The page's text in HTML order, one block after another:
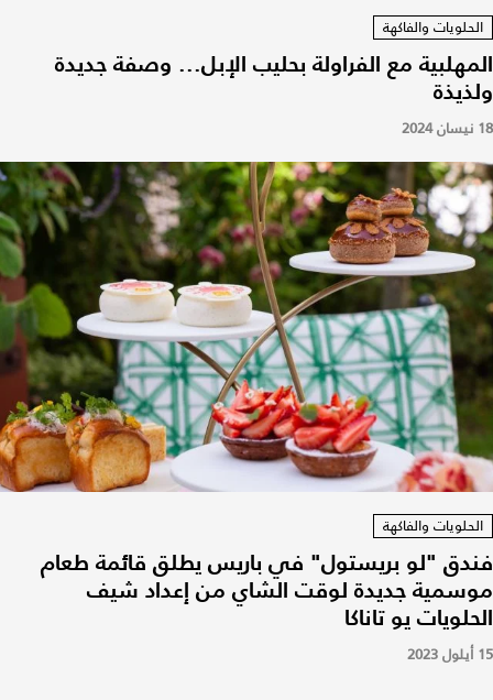
الحلويات والفاكهة
المهلبية مع الفراولة بحليب الإبل... وصفة جديدة
ولذيذة
18 نيسان 2024
الحلويات والفاكهة
فندق "لو بريستول" في باريس يطلق قائمة طعام
موسمية جديدة لوقت الشاي من إعداد شيف
الحلويات يو تاناكا
15 أيلول 2023